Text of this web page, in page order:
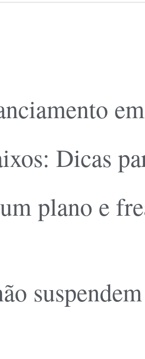
Dicas
plano e